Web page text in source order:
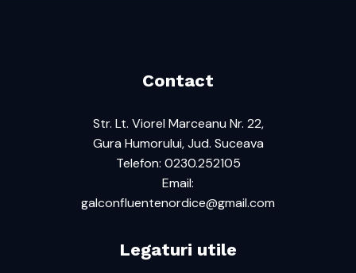
Contact
Str. Lt. Viorel Marceanu Nr. 22,
Gura Humorului, Jud. Suceava
Telefon: 0230.252105
Email:
galconfluentenordice@gmail.com
Legaturi utile